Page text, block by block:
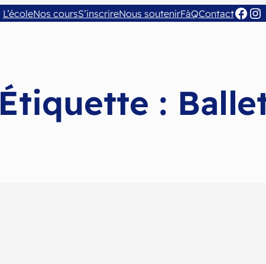
L’écoleNos coursS’inscrireNous soutenirFàQContactFacebook Instagram
Étiquette :